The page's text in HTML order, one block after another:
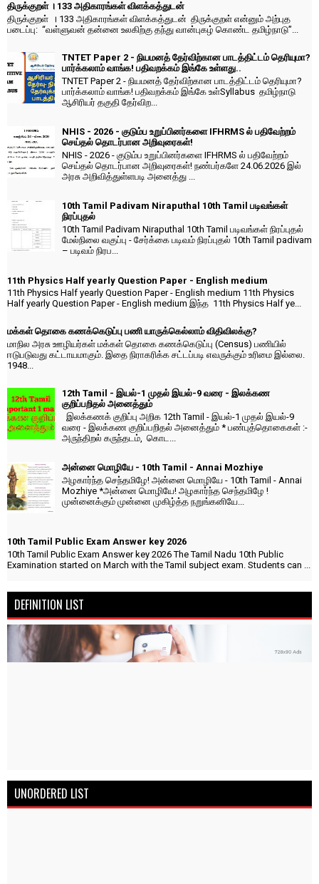
திருக்குறள் । 133 அதிகாரங்கள் விளக்கத்துடன்
திருக்குறள் । 133 அதிகாரங்கள் விளக்கத்துடன் திருக்குறள் என்னும் அற்புத
படைப்பு: “வள்ளுவன் தன்னை உலகிற்கு தந்து வான்புகழ் கொண்ட தமிழ்நாடு”...
TNTET Paper 2 - நியமனத் தேர்விற்கான பாடத்திட்டம் தெரியுமா?
பார்க்கலாம் வாங்க! பதிவறக்கம் இங்கே உள்ளது..
TNTET Paper 2 - நியமனத் தேர்விற்கான பாடத்திட்டம் தெரியுமா?
பார்க்கலாம் வாங்க! பதிவறக்கம் இங்கே உள்Syllabus தமிழ்நாடு
ஆசிரியர் தகுதி தேர்விற...
NHIS - 2026 - குடும்ப உறுப்பினர்களை IFHRMS ல் பதிவேற்றம்
செய்தல் தொடர்பான அறிவுரைகள்!
NHIS - 2026 - குடும்ப உறுப்பினர்களை IFHRMS ல் பதிவேற்றம்
செய்தல் தொடர்பான அறிவுரைகள்! நண்பர்களே 24.06.2026 இல்
அரசு அறிவித்துள்ளபடி அனைத்து ...
10th Tamil Padivam Niraputhal 10th Tamil படிவங்கள்
நிரப்புதல்
10th Tamil Padivam Niraputhal 10th Tamil படிவங்கள் நிரப்புதல்
மேல்நிலை வகுப்பு - சேர்க்கை படிவம் நிரப்புதல் 10th Tamil padivam
– படிவம் நிரப...
11th Physics Half yearly Question Paper - English medium
11th Physics Half yearly Question Paper - English medium 11th Physics
Half yearly Question Paper - English medium இந்த 11th Physics Half ye...
மக்கள் தொகை கணக்கெடுப்பு பணி யாருக்கெல்லாம் விதிவிலக்கு?
மாநில அரசு ஊழியர்கள் மக்கள் தொகை கணக்கெடுப்பு (Census) பணியில்
ஈடுபடுவது கட்டாயமாகும். இதை நிராகரிக்க சட்டப்படி எவருக்கும் உரிமை இல்லை.
1948...
12th Tamil - இயல்-1 முதல் இயல்-9 வரை - இலக்கண
குறிப்பறிதல் அனைத்தும்
இலக்கணக் குறிப்பு அறிக 12th Tamil - இயல்-1 முதல் இயல்-9
வரை - இலக்கண குறிப்பறிதல் அனைத்தும் * பண்புத்தொகைகள் :-
அருந்திறல் கருந்தடம், கொட...
அன்னை மொழியே - 10th Tamil - Annai Mozhiye
அழகார்ந்த செந்தமிழே! அன்னை மொழியே - 10th Tamil - Annai
Mozhiye *அன்னை மொழியே! அழகார்ந்த செந்தமிழே !
முன்னைக்கும் முன்னை முகிழ்த்த நறுங்கனியே...
10th Tamil Public Exam Answer key 2026
10th Tamil Public Exam Answer key 2026 The Tamil Nadu 10th Public
Examination started on March with the Tamil subject exam. Students can ...
DEFINITION LIST
UNORDERED LIST